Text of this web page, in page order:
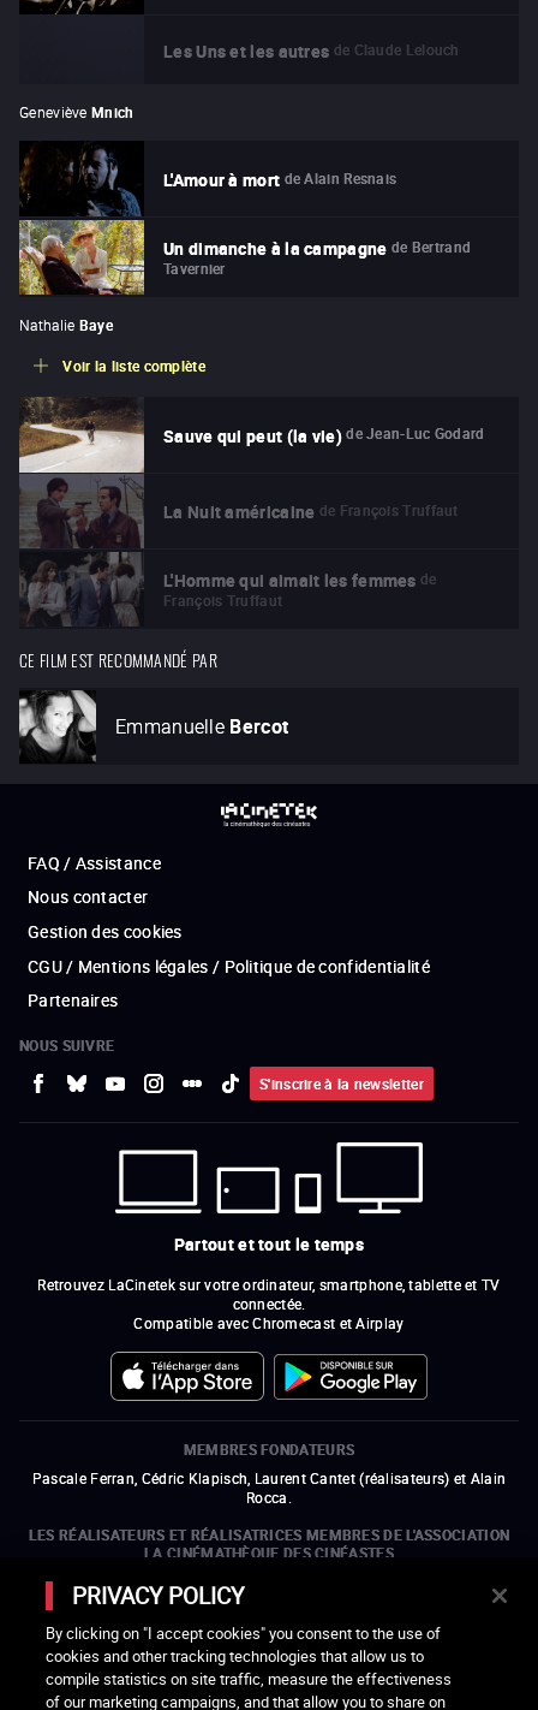
Les Uns et les autres de Claude Lelouch
Geneviève Mnich
L'Amour à mort de Alain Resnais
Un dimanche à la campagne de Bertrand
Tavernier
Nathalie Baye
Voir la liste complète
Sauve qui peut (la vie) de Jean-Luc Godard
La Nuit américaine de François Truffaut
L'Homme qui aimait les femmes de
François Truffaut
CE FILM EST RECOMMANDÉ PAR
Emmanuelle Bercot
FAQ / Assistance
Nous contacter
Gestion des cookies
CGU / Mentions légales / Politique de confidentialité
Partenaires
NOUS SUIVRE
S'inscrire à la newsletter
Partout et tout le temps
Retrouvez LaCinetek sur votre ordinateur, smartphone, tablette et TV
connectée.
Compatible avec Chromecast et Airplay
MEMBRES FONDATEURS
Pascale Ferran, Cédric Klapisch, Laurent Cantet (réalisateurs) et Alain
Rocca.
LES RÉALISATEURS ET RÉALISATRICES MEMBRES DE L'ASSOCIATION
LA CINÉMATHÈQUE DES CINÉASTES
Olivier Assayas, Bertrand Bonello, Michel Hazanavicius (représentant de
l'ARP), Rebecca Zlotowski et Mikael Buch (représentant de la SRF)
LES ORGANISMES MEMBRES DE L'ASSOCIATION LA CINÉMATHÈQUE
DES CINÉASTES
PRIVACY POLICY
By clicking on "I accept cookies" you consent to the use of
cookies and other tracking technologies that allow us to
compile statistics on site traffic, measure the effectiveness
of our marketing campaigns, and that allow you to share on